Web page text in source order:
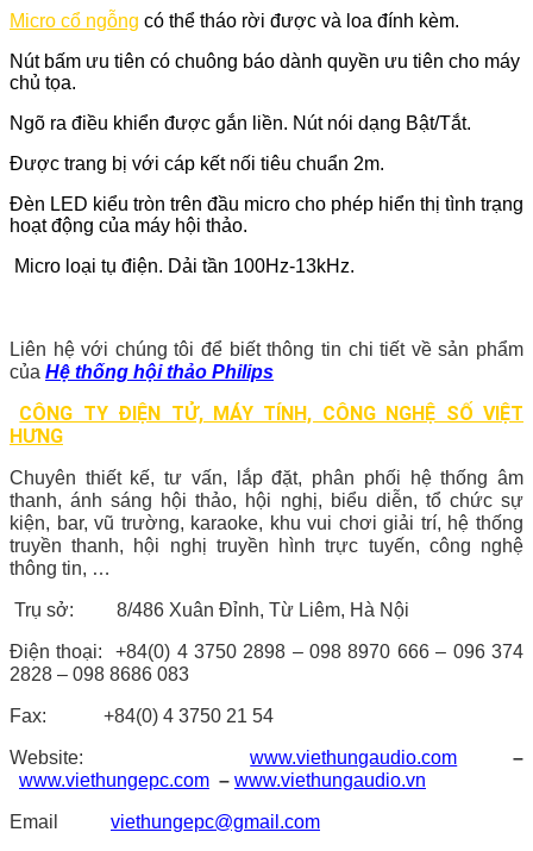
Micro cổ ngỗng có thể tháo rời được và loa đính kèm.
Nút bấm ưu tiên có chuông báo dành quyền ưu tiên cho máy
chủ tọa.
Ngõ ra điều khiển được gắn liền. Nút nói dạng Bật/Tắt.
Được trang bị với cáp kết nối tiêu chuẩn 2m.
Đèn LED kiểu tròn trên đầu micro cho phép hiển thị tình trạng
hoạt động của máy hội thảo.
Micro loại tụ điện. Dải tần 100Hz-13kHz.
Liên hệ với chúng tôi để biết thông tin chi tiết về sản phẩm
của Hệ thống hội thảo Philips
CÔNG TY ĐIỆN TỬ, MÁY TÍNH, CÔNG NGHỆ SỐ VIỆT
HƯNG
Chuyên thiết kế, tư vấn, lắp đặt, phân phối hệ thống âm
thanh, ánh sáng hội thảo, hội nghị, biểu diễn, tổ chức sự
kiện, bar, vũ trường, karaoke, khu vui chơi giải trí, hệ thống
truyền thanh, hội nghị truyền hình trực tuyến, công nghệ
thông tin, …
Trụ sở: 8/486 Xuân Đỉnh, Từ Liêm, Hà Nội
Điện thoại: +84(0) 4 3750 2898 – 098 8970 666 – 096 374
2828 – 098 8686 083
Fax: +84(0) 4 3750 21 54
Website:www.viethungaudio.com
–
www.viethungepc.com – www.viethungaudio.vn
Email viethungepc@gmail.com